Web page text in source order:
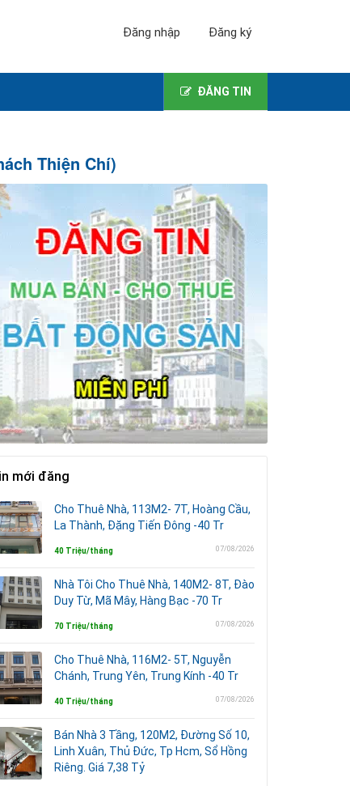
Đăng nhập Đăng ký
ĐĂNG TIN
Thiện Chí)
mới đăng
Cho Thuê Nhà, 113M2- 7T, Hoàng Cầu,
La Thành, Đặng Tiến Đông -40 Tr
40 Triệu/tháng 07/08/2026
Nhà Tôi Cho Thuê Nhà, 140M2- 8T, Đào
Duy Từ, Mã Mây, Hàng Bạc -70 Tr
70 Triệu/tháng 07/08/2026
Cho Thuê Nhà, 116M2- 5T, Nguyễn
Chánh, Trung Yên, Trung Kính -40 Tr
40 Triệu/tháng 07/08/2026
Bán Nhà 3 Tầng, 120M2, Đường Số 10,
Linh Xuân, Thủ Đức, Tp Hcm, Sổ Hồng
Riêng. Giá 7,38 Tỷ